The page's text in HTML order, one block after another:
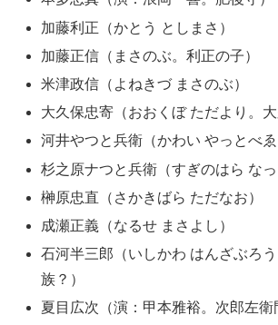
加藤利正（かとう としまさ）
加藤正信（まさのぶ。利正の子）
米津政信（よねきづ まさのぶ）
大久保忠寄（おおくぼ ただより。大
河井やつと兵衛（かわい やっとべゑ
杉之原ナつと兵衛（すぎのはら なっ
榊原忠直（さかきばら ただなお）
成瀬正義（なるせ まさよし）
石河半三郎（いしかわ はんざぶろ
族？）
夏目広次（演：甲本雅裕。次郎左衛